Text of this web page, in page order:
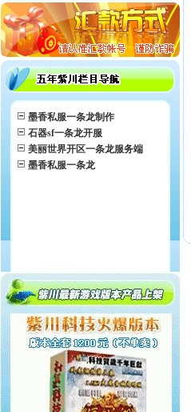
墨香私服一条龙制作
石器sf一条龙开服
美丽世界开区一条龙服务端
墨香私服一条龙